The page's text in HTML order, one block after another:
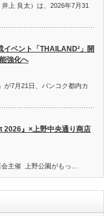
上 良太）は、2026年7月31
イベント「THAILAND²」開
強化へ
が7月21日、バンコク都内カ
2026』×上野中央通り商店
会主催 上野公園がもっ…